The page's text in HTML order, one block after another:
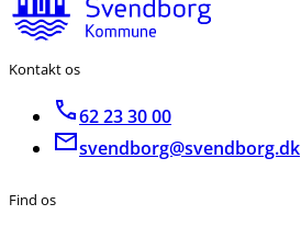
Kontakt os
62 23 30 00
svendborg@svendborg.dk
Find os